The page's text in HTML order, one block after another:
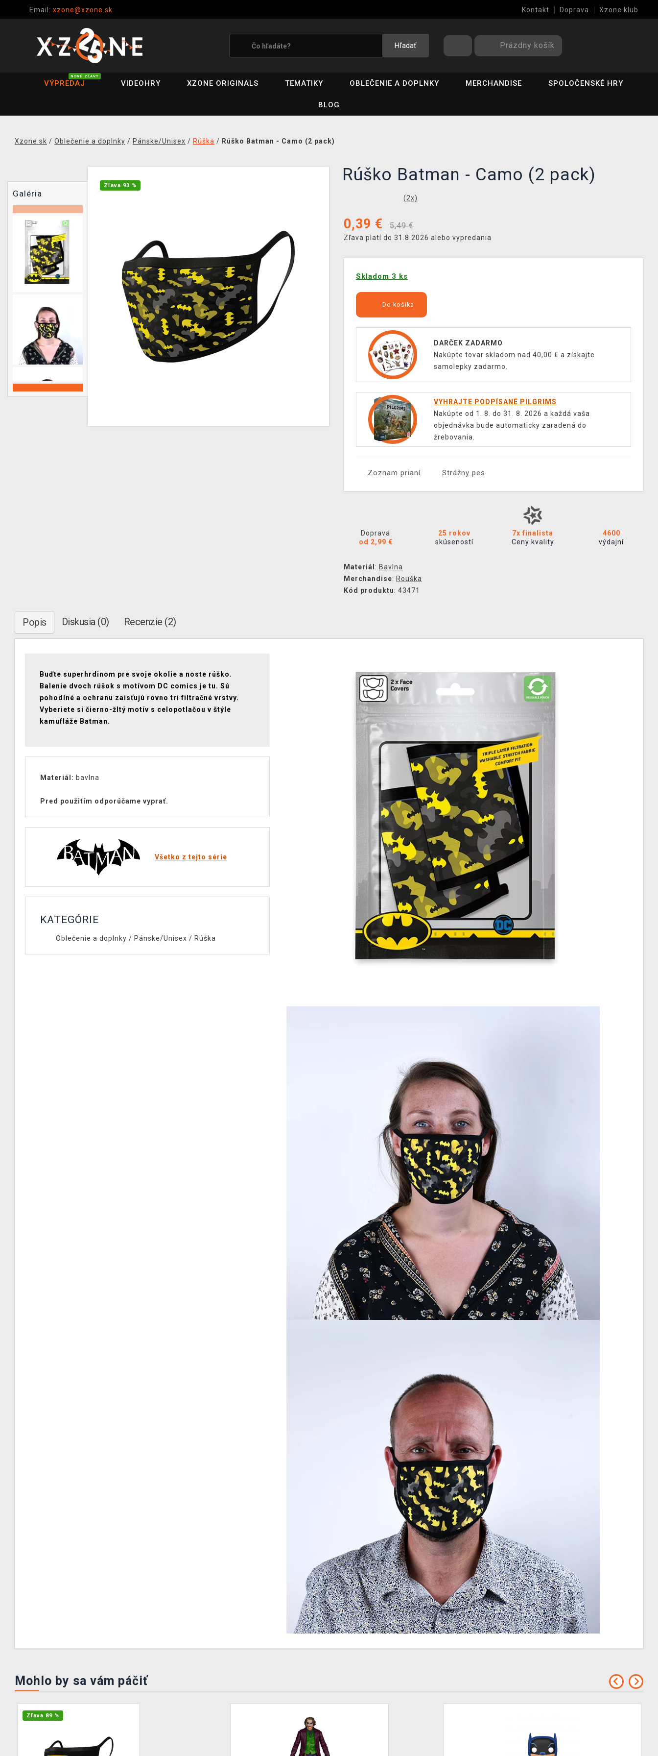
Email: xzone@xzone.sk Kontakt Doprava Xzone klub
Hľadať Prázdny košík
VÝPREDAJ
NOVÉ ZĽAVY
VIDEOHRY XZONE ORIGINALS TEMATIKY OBLEČENIE A DOPLNKY MERCHANDISE SPOLOČENSKÉ HRY
BLOG
Xzone.sk / Oblečenie a doplnky / Pánske/Unisex / Rúška / Rúško Batman - Camo (2 pack)
Galéria
Zľava 93 %
Rúško Batman - Camo (2 pack)
(2x)
0,39 € 5,49 €
Zľava platí do 31.8.2026 alebo vypredania
Skladom 3 ks
Do košíka
DARČEK ZADARMO
Nakúpte tovar skladom nad 40,00 € a získajte
samolepky zadarmo.
VYHRAJTE PODPÍSANÉ PILGRIMS
Nakúpte od 1. 8. do 31. 8. 2026 a každá vaša
objednávka bude automaticky zaradená do
žrebovania.
Zoznam prianí Strážny pes
Doprava
od 2,99 €
25 rokov
skúseností
7x finalista
Ceny kvality
4600
výdajní
Materiál : Bavlna
Merchandise: Rouška
Kód produktu: 43471
Popis Diskusia (0) Recenzie (2)
Buďte superhrdinom pre svoje okolie a noste rúško.
Balenie dvoch rúšok s motívom DC comics je tu. Sú
pohodlné a ochranu zaisťujú rovno tri filtračné vrstvy.
Vyberiete si čierno-žltý motív s celopotlačou v štýle
kamufláže Batman.
Materiál: bavlna
Pred použitím odporúčame vyprať.
Všetko z tejto série
KATEGÓRIE
Oblečenie a doplnky / Pánske/Unisex / Rúška
Mohlo by sa vám páčiť
Zľava 89 %